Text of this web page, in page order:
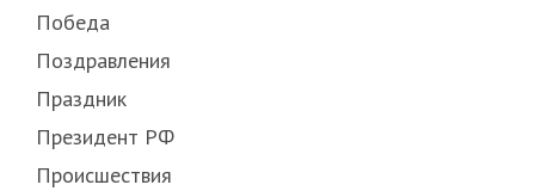
Победа
Поздравления
Праздник
Президент РФ
Происшествия